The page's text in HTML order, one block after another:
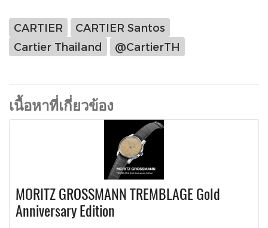
CARTIER
CARTIER Santos
Cartier Thailand
@CartierTH
เนื้อหาที่เกี่ยวข้อง
MORITZ GROSSMANN TREMBLAGE Gold
Anniversary Edition